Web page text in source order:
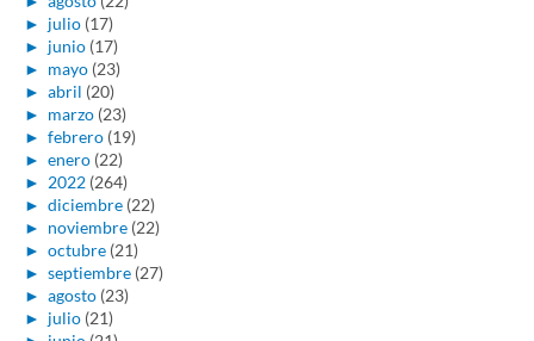
► julio (17)
► junio (17)
► mayo (23)
► abril (20)
► marzo (23)
► febrero (19)
► enero (22)
► 2022 (264)
► diciembre (22)
► noviembre (22)
► octubre (21)
► septiembre (27)
► agosto (23)
► julio (21)